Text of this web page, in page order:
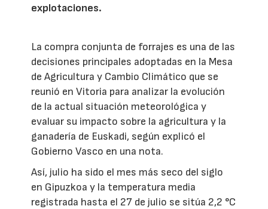
explotaciones.
La compra conjunta de forrajes es una de las
decisiones principales adoptadas en la Mesa
de Agricultura y Cambio Climático que se
reunió en Vitoria para analizar la evolución
de la actual situación meteorológica y
evaluar su impacto sobre la agricultura y la
ganadería de Euskadi, según explicó el
Gobierno Vasco en una nota.
Así, julio ha sido el mes más seco del siglo
en Gipuzkoa y la temperatura media
registrada hasta el 27 de julio se sitúa 2,2 °C